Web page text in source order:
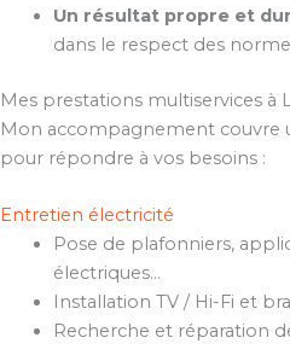
Un résultat propre et
dans le respect des
Mes prestations multiservices à
Mon accompagnement couvre
pour répondre à vos besoins :
Entretien électricité
Pose de plafonniers,
électriques…
Installation TV / Hi-Fi et
Recherche et réparation